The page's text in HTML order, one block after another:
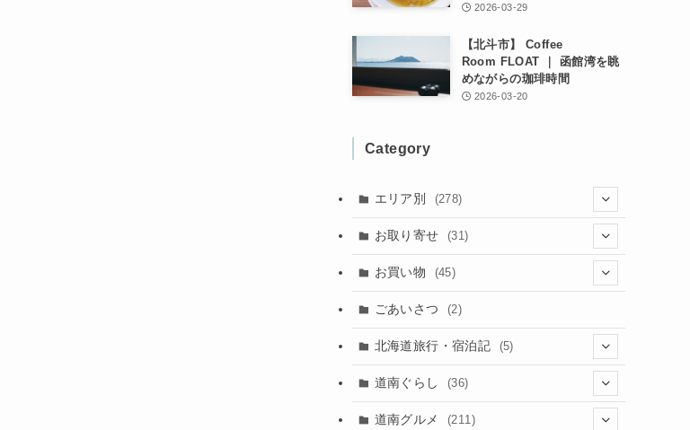
2026-03-29
【北斗市】 Coffee
Room FLOAT ｜ 函館湾を眺
めながらの珈琲時間
2026-03-20
Category
エリア別 (278)
(102)
(2)
(16)
(31)
(137)
(78)
(16)
お取り寄せ (31)
(4)
(15)
(2)
お買い物 (45)
(10)
(2)
(11)
ごあいさつ (2)
北海道旅行・宿泊記 (5)
(5)
道南ぐらし (36)
(13)
道南グルメ (211)